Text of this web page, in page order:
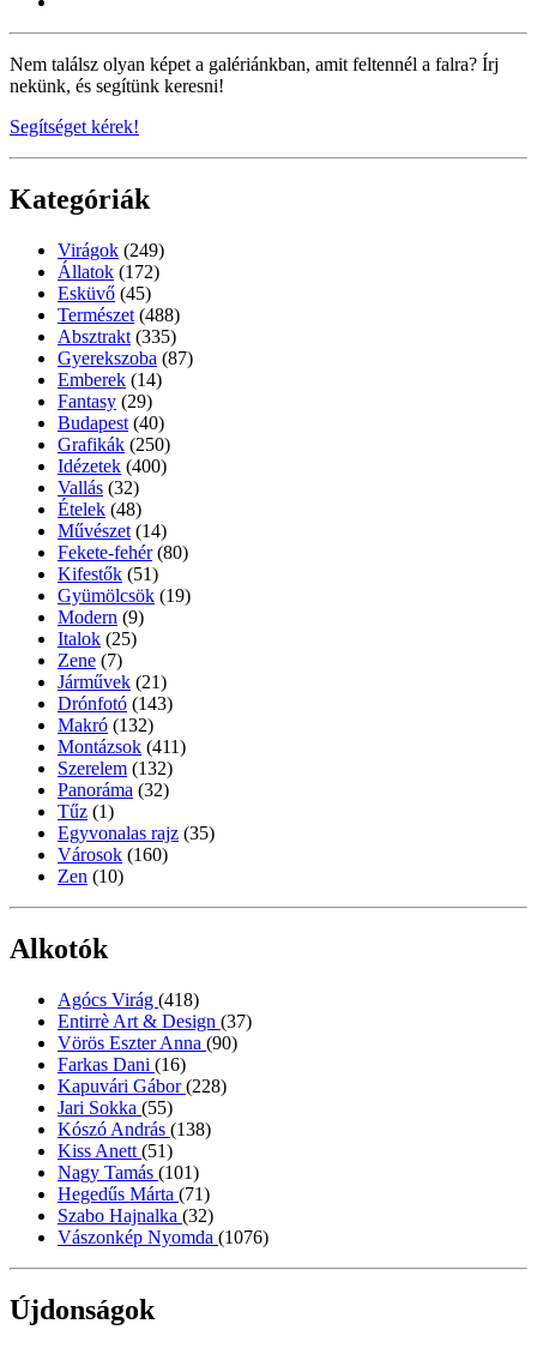
Nem találsz olyan képet a galériánkban, amit feltennél a falra? Írj
nekünk, és segítünk keresni!
Segítséget kérek!
Kategóriák
Virágok (249)
Állatok (172)
Esküvő (45)
Természet (488)
Absztrakt (335)
Gyerekszoba (87)
Emberek (14)
Fantasy (29)
Budapest (40)
Grafikák (250)
Idézetek (400)
Vallás (32)
Ételek (48)
Művészet (14)
Fekete-fehér (80)
Kifestők (51)
Gyümölcsök (19)
Modern (9)
Italok (25)
Zene (7)
Járművek (21)
Drónfotó (143)
Makró (132)
Montázsok (411)
Szerelem (132)
Panoráma (32)
Tűz (1)
Egyvonalas rajz (35)
Városok (160)
Zen (10)
Alkotók
Agócs Virág (418)
Entirrè Art & Design (37)
Vörös Eszter Anna (90)
Farkas Dani (16)
Kapuvári Gábor(228)
Jari Sokka (55)
Kószó András (138)
Kiss Anett (51)
Nagy Tamás (101)
Hegedűs Márta (71)
Szabo Hajnalka (32)
Vászonkép Nyomda (1076)
Újdonságok